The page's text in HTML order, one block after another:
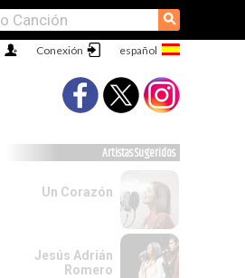
⚲
Conexión
Artistas Sugeridos
Un Corazón
Jesús Adrián
Romero